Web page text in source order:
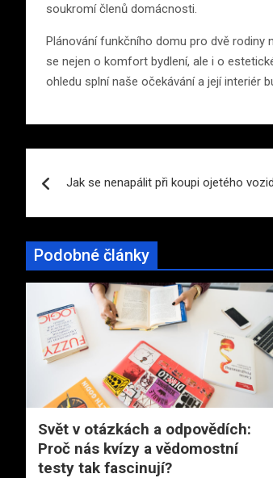
soukromí členů domácnosti.
Plánování funkčního domu pro dvě rodiny
se nejen o komfort bydlení, ale i o
ohledu splní naše očekávání a její interiér
pro
Jak se nenapálit při koupi ojetého
Podobné články
Svět v otázkách a odpovědích:
Proč nás kvízy a vědomostní
testy tak fascinují?